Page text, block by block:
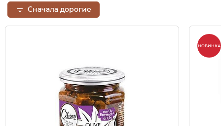
Сначала дорогие
НОВИНКА